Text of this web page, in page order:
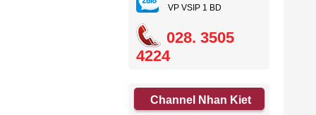
VP VSIP 1 BD
028. 3505
4224
Channel Nhan Kiet